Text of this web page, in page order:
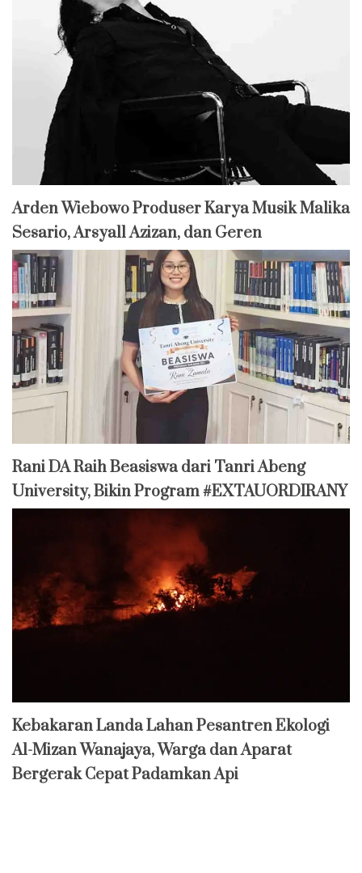
Arden Wiebowo Produser Karya Musik Malika
Sesario, Arsyall Azizan, dan Geren
Rani DA Raih Beasiswa dari Tanri Abeng
University, Bikin Program #EXTAUORDIRANY
Kebakaran Landa Lahan Pesantren Ekologi
Al-Mizan Wanajaya, Warga dan Aparat
Bergerak Cepat Padamkan Api